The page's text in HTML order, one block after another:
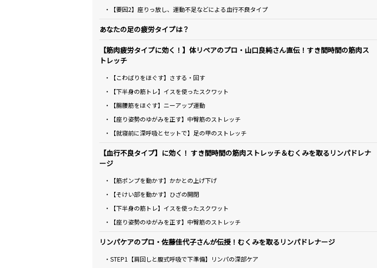
・【要因2】座りっ放し、運動不足などによる血行不良タイプ
あなたの足の疲労タイプは？
【筋肉疲労タイプに効く！】体リペアのプロ・山口良純さん直伝！すき間時間の筋肉ス
トレッチ
・【こわばりをほぐす】さする・回す
・【下半身の筋トレ】イスを使ったスクワット
・【腸腰筋をほぐす】ニーアップ運動
・【座り姿勢のゆがみを正す】中臀筋のストレッチ
・【就寝前に深呼吸とセットで】足の甲のストレッチ
【血行不良タイプ】に効く！ すき間時間の筋肉ストレッチ＆むくみを取るリンパドレナ
ージ
・【筋ポンプを動かす】かかとの上げ下げ
・【そけい部を動かす】ひざの開閉
・【下半身の筋トレ】イスを使ったスクワット
・【座り姿勢のゆがみを正す】中臀筋のストレッチ
リンパケアのプロ・佐藤佳代子さんが伝授！むくみを取るリンパドレナージ
・STEP1【肩回しと腹式呼吸で下準備】リンパの深部ケア